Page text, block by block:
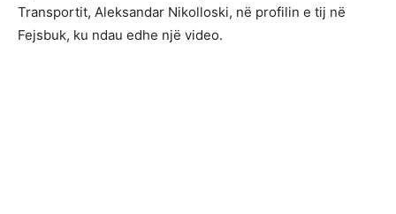
Transportit, Aleksandar Nikolloski, në profilin e tij në
Fejsbuk, ku ndau edhe një video.